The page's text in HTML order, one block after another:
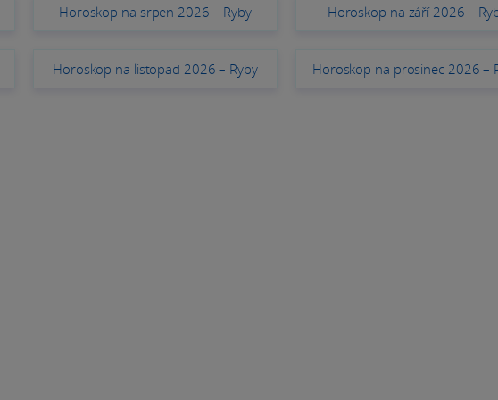
Horoskop na srpen 2026 – Ryby Horoskop na září 2026 –
Horoskop na listopad 2026 – Ryby Horoskop na prosinec 2026 –